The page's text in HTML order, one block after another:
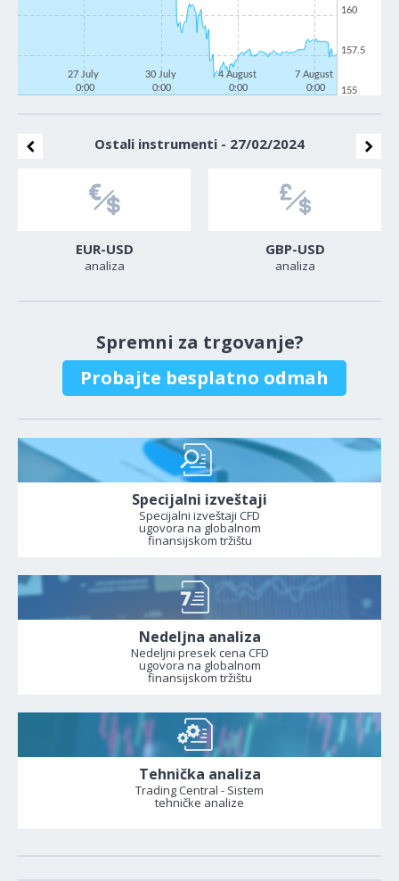
27 July
0:00
30 July
0:00
4 August
0:00
7 August
0:00
155
157.5
160
Ostali instrumenti - 27/02/2024
EUR-USD
analiza
GBP-USD
analiza
Spremni za trgovanje?
Probajte besplatno odmah
Specijalni izveštaji
Specijalni izveštaji CFD
ugovora na globalnom
finansijskom tržištu
Nedeljna analiza
Nedeljni presek cena CFD
ugovora na globalnom
finansijskom tržištu
Tehnička analiza
Trading Central - Sistem
tehničke analize